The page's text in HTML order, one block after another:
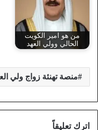
من هو امير الكويت
الحالي وولي العهد
منصة تهنئة زواج ولي
اترك تعليقاً